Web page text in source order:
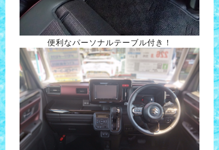
便利なパーソナルテーブル付き！